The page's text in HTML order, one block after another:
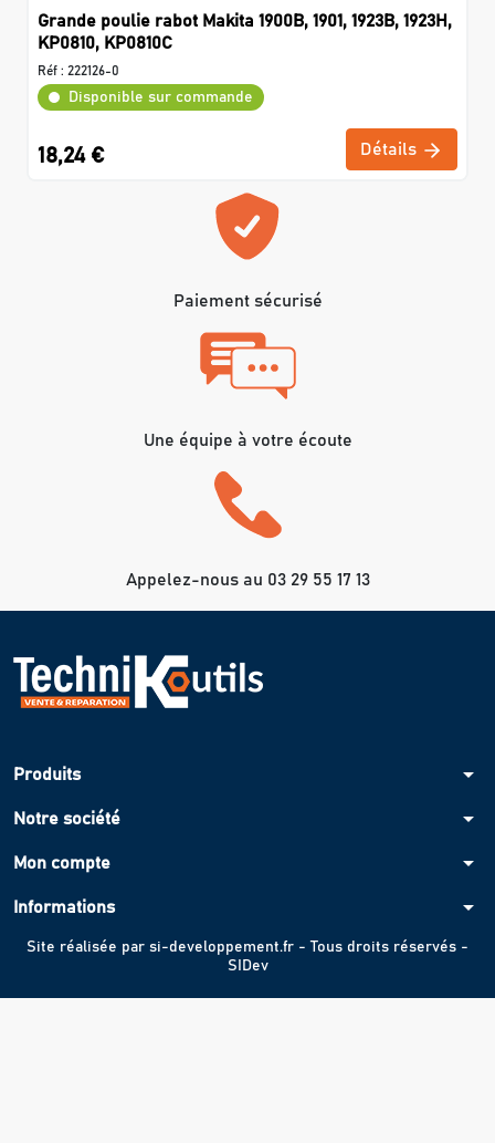
Grande poulie rabot Makita 1900B, 1901, 1923B, 1923H,
KP0810, KP0810C
Réf : 222126-0
Disponible sur commande
18,24 € Détails
Paiement sécurisé
Une équipe à votre écoute
Appelez-nous au 03 29 55 17 13
Produits arrow_drop_down
Notre société arrow_drop_down
Mon compte arrow_drop_down
Informations arrow_drop_down
Site réalisée par si-developpement.fr - Tous droits réservés -
SIDev